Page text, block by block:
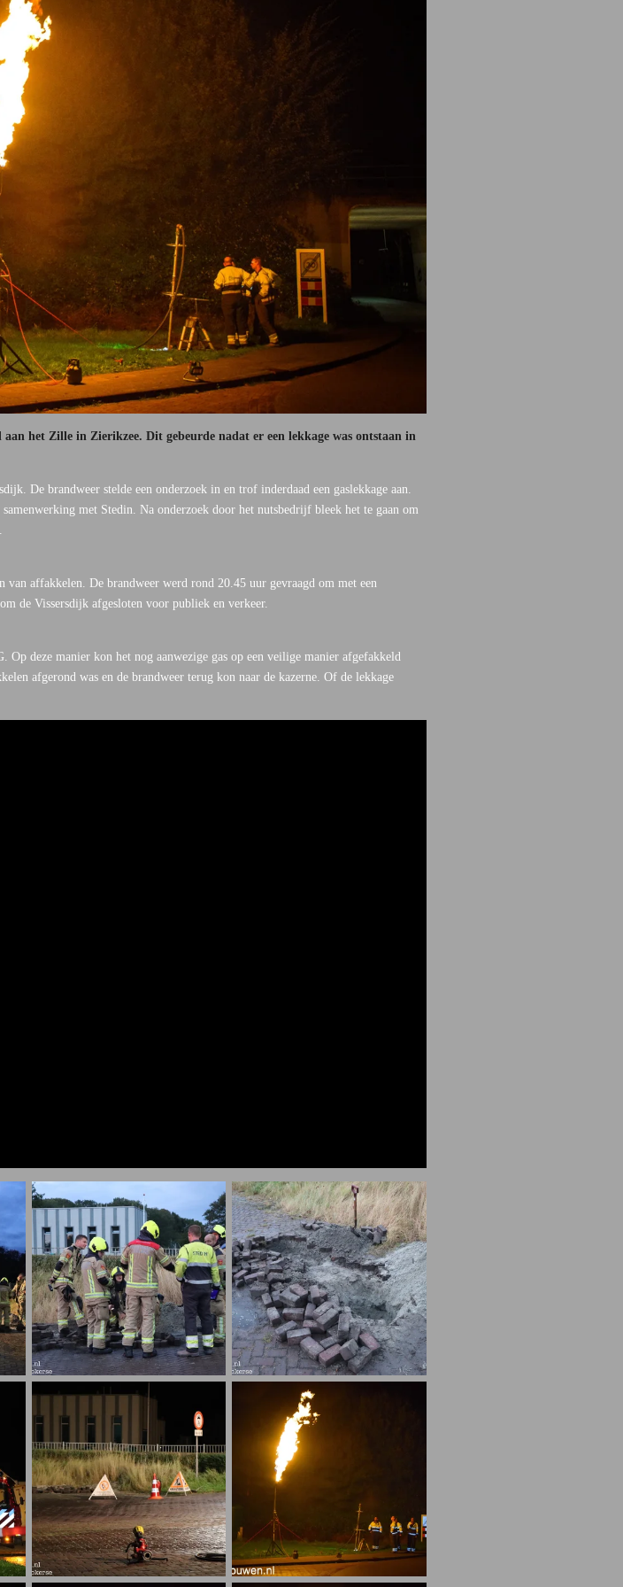
het Zille in Zierikzee. Dit gebeurde nadat er een lekkage was ontstaan in
De brandweer stelde een onderzoek in en trof inderdaad een gaslekkage aan.
met Stedin. Na onderzoek door het nutsbedrijf bleek het te gaan om
affakkelen. De brandweer werd rond 20.45 uur gevraagd om met een
de Vissersdijk afgesloten voor publiek en verkeer.
deze manier kon het nog aanwezige gas op een veilige manier afgefakkeld
afgerond was en de brandweer terug kon naar de kazerne. Of de lekkage